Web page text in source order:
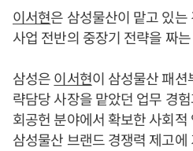
이서현은 삼성물산이 맡고 있
사업 전반의 중장기 전략을 짜
삼성은이서현이 삼성물산 패
략담당 사장을 맡았던 업무 경
회공헌 분야에서 확보한 사회
삼성물산 브랜드 경쟁력 제고